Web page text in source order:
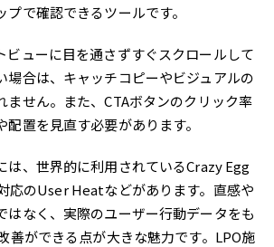
で確認できるツールです。
ビューに目を通さずすぐスクロールして
場合は、キャッチコピーやビジュアルの
ません。また、CTAボタンのクリック率
置を見直す必要があります。
は、世界的に利用されているCrazy Egg
応のUser Heatなどがあります。直感や
はなく、実際のユーザー行動データをも
善ができる点が大きな魅力です。LPO施